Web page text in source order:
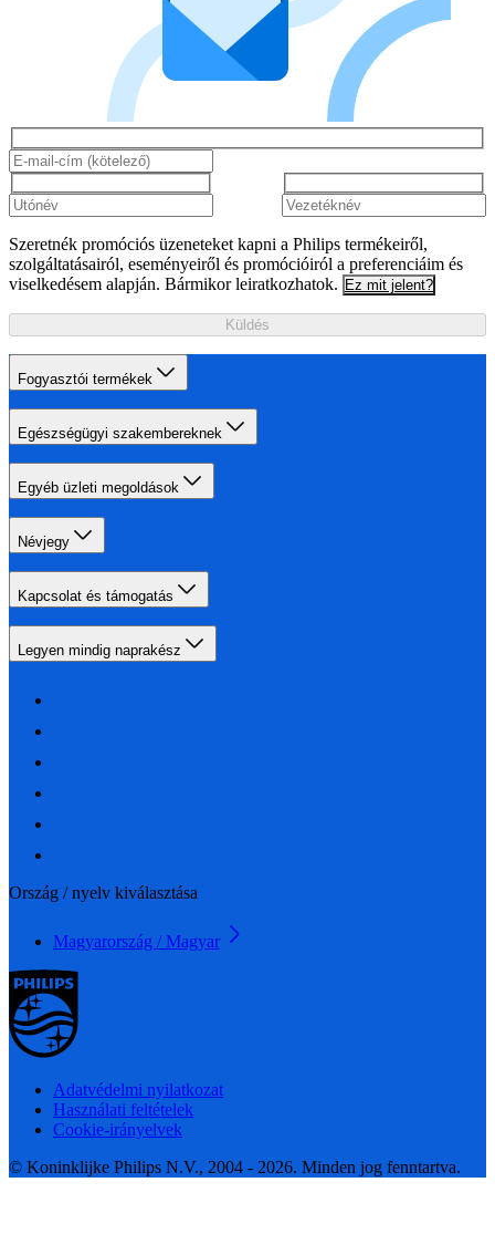
Szeretnék promóciós üzeneteket kapni a Philips termékeiről,
szolgáltatásairól, eseményeiről és promócióiról a preferenciáim és
viselkedésem alapján. Bármikor leiratkozhatok. Ez mit jelent?
Küldés
Fogyasztói termékek
Egészségügyi szakembereknek
Egyéb üzleti megoldások
Névjegy
Kapcsolat és támogatás
Legyen mindig naprakész
Ország / nyelv kiválasztása
Magyarország / Magyar
Adatvédelmi nyilatkozat
Használati feltételek
Cookie-irányelvek
© Koninklijke Philips N.V., 2004 - 2026. Minden jog fenntartva.